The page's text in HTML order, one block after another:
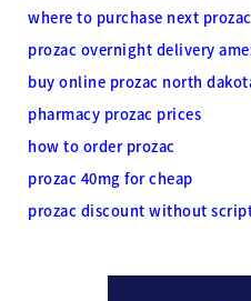
where to purchase next prozac
prozac overnight delivery
buy online prozac north
pharmacy prozac prices
how to order prozac
prozac 40mg for cheap
prozac discount without